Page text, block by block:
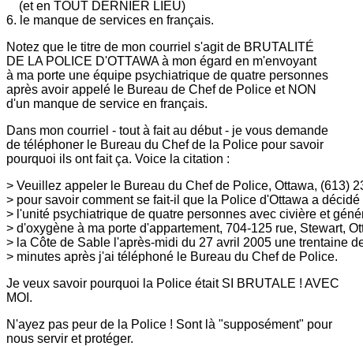
(et en TOUT DERNIER LIEU)
6. le manque de services en français.
Notez que le titre de mon courriel s'agit de BRUTALITÉ
DE LA POLICE D'OTTAWAà mon égard en m'envoyant
à ma porte une équipe psychiatrique de quatre personnes
après avoir appelé le Bureau de Chef de Police et NON
d'un manque de service en français.
Dans mon courriel - tout à fait au début - je vous demande
de téléphoner le Bureau du Chef de la Police pour savoir
pourquoi ils ont fait ça. Voice la citation :
> Veuillez appeler le Bureau du Chef de Police, Ottawa, (613)
> pour savoir comment se fait-il que la Police d'Ottawa a
> l'unité psychiatrique de quatre personnes avec civière et
> d'oxygène à ma porte d'appartement, 704-125 rue, Stewart,
> la Côte de Sable l'après-midi du 27 avril 2005 une trentaine
> minutes après j'ai téléphoné le Bureau du Chef de Police.
Je veux savoir pourquoi la Police était SI BRUTALE ! AVEC
MOI.
N'ayez pas peur de la Police ! Sont là "supposément" pour
nous servir et protéger.